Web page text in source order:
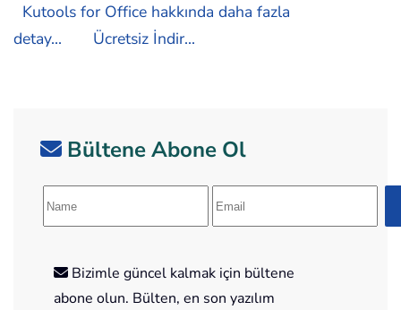
Kutools for Office hakkında daha fazla
detay...
Ücretsiz İndir...
Bültene Abone Ol
Bizimle güncel kalmak için bültene
abone olun. Bülten, en son yazılım